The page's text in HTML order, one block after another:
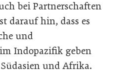
bei Partnerschaften
darauf hin, dass es
und
Indopazifik geben
und Afrika.